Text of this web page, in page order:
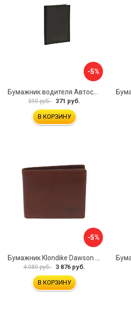
-5%
390 руб. 371 руб.
В КОРЗИНУ
-5%
4 080 руб. 3 876 руб.
В КОРЗИНУ